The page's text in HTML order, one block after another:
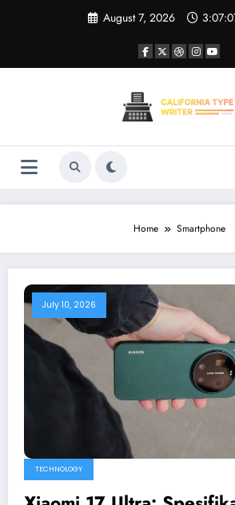
August 7, 2026
Home Smartphone
July 10, 2026
TECHNOLOGY